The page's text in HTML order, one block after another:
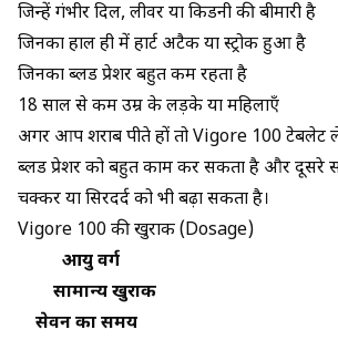
जिन्हें गंभीर दिल, लीवर या किडनी की बीमारी है
जिनका हाल ही में हार्ट अटैक या स्ट्रोक हुआ है
जिनका ब्लड प्रेशर बहुत कम रहता है
18 साल से कम उम्र के लड़के या महिलाएँ
अगर आप शराब पीते हों तो Vigore 100 टेबलेट
ब्लड प्रेशर को बहुत काम कर सकता है और दूसरे
चक्कर या सिरदर्द को भी बढ़ा सकता है।
Vigore 100 की खुराक (Dosage)
आयु वर्ग
सामान्य खुराक
सेवन का समय